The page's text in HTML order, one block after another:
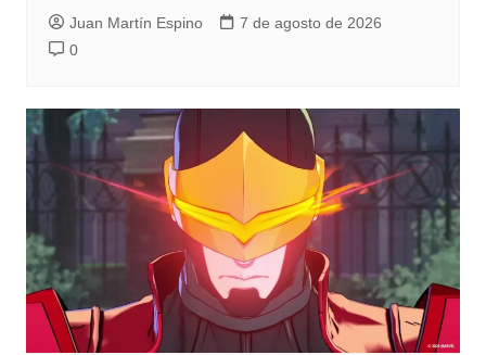
Juan Martín Espino
7 de agosto de 2026
0